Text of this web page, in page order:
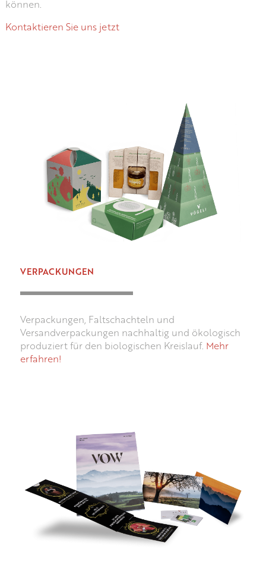
können.
Kontaktieren Sie uns jetzt
VERPACKUNGEN
Verpackungen, Faltschachteln und
Versandverpackungen nachhaltig und ökologisch
produziert für den biologischen Kreislauf. Mehr
erfahren!